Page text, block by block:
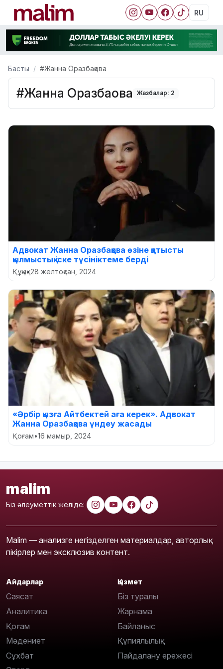
RU
Басты #Жанна Оразбақова
#Жанна Оразбақова Жазбалар: 2
Адвокат Жанна Оразбақова өзіне қатысты
қылмыстық іске түсініктеме берді
Құқық•28 желтоқсан, 2024
«Әрбір қызға Айтбектей аға керек». Адвокат
Жанна Оразбақова үндеу жасады
Қоғам•16 мамыр, 2024
malim
Біз әлеуметтік желіде:
Malim — анализге негізделген материалдар, авторлық
пікірлер мен эксклюзив контент.
Айдарлар
Саясат
Аналитика
Қоғам
Мәдениет
Сұхбат
Қызмет
Біз туралы
Жарнама
Байланыс
Құпиялылық
Пайдалану ережесі